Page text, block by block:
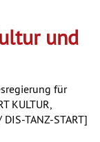
und
für
KULTUR,
TANZ-START]